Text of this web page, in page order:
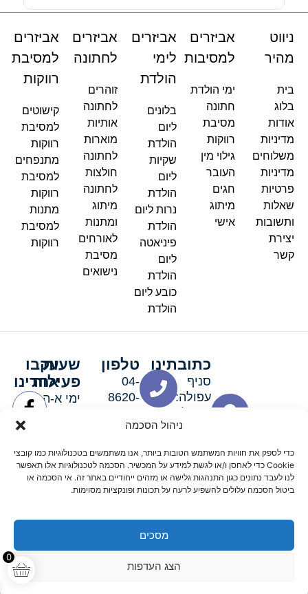
ניהול הסכמה
כדי לספק את חוויות המשתמש הטובות ביותר, אנו משתמשים בטכנולוגיות כמו קובצי
Cookie כדי לאחסן ו/או לגשת למידע על המכשיר. הסכמה לטכנולוגיות אלו תאפשר
לנו לעבד נתונים כגון התנהגות גלישה או מזהים ייחודיים באתר זה. אי הסכמה או
ביטול הסכמה עלולים להשפיע לרעה על תכונות ופונקציות מסוימות.
מסכים
הצג העדפות
0
ניווט
מהיר
בית
בלוג
אודות
מדיניות
משלוחים
מדיניות
פרטיות
שאלות
ותשובות
יצירת
קשר
אביזרים
למסיבות
ימי הולדת
חתונה
מסיבת
רווקות
גילוי מין
העובר
חגים
מיתוג
אישי
אביזרים
לימי
הולדת
בלונים
ליום
הולדת
שקיות
ליום
הולדת
נרות ליום
הולדת
פיניאטה
ליום
הולדת
כובע ליום
הולדת
אביזרים
לחתונה
זוהרים
לחתונה
אותיות
מוארות
לחתונה
חולצות
לחתונה
מיתוג
ומתנות
לאורחים
מסיבת
נישואים
אביזרים
למסיבת
רווקות
קישוטים
למסיבת
רווקות
מתנפחים
למסיבת
רווקות
מתנות
למסיבת
רווקות
כתובתינו
סניף
עפולה:
סניף מגדל
האלה 19
טלפון
04-
8620-
שעות
פעילות
ימי א-ה:
ימי שישי
וערבי חג:
8:30-
15:00
עקבו
אחרינו
תקנון אתרשלום דיגיטל קידום אורגני מקצועי